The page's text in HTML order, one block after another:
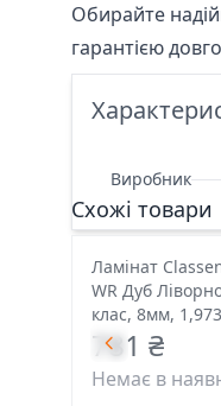
Обирайте
гарантією
Виробник
Схожі товари
Ламінат
WR Дуб Ліворно 56687,
клас, 8мм, 1,973 кв. в уп,
1285x192 розмір
781 ₴
Немає в